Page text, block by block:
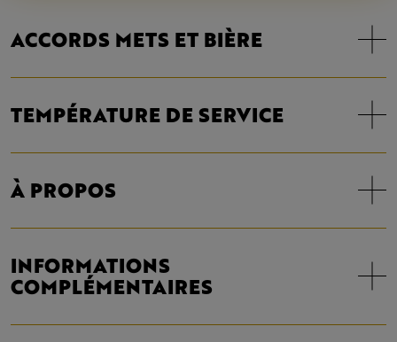
ACCORDS METS ET BIÈRE
TEMPÉRATURE DE SERVICE
À PROPOS
INFORMATIONS
COMPLÉMENTAIRES